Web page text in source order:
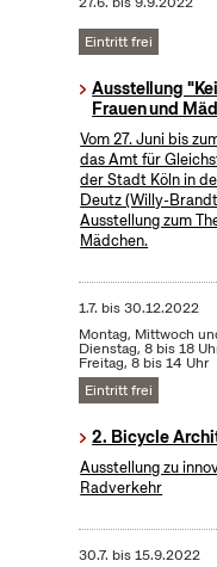
Eintritt frei
Ausstellung
Frauen und
Vom 27. Juni bis
das Amt für
der Stadt Köln in
Deutz (Willy-
Ausstellung zum
Mädchen.
1.7. bis30.12.2022
Montag, Mittwoch
Dienstag, 8 bis 18
Freitag, 8 bis 14 Uhr
Eintritt frei
2. Bicycle
Ausstellung zu
Radverkehr
30.7. bis15.9.2022